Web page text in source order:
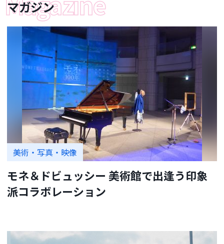
マガジン
美術・写真・映像
モネ＆ドビュッシー 美術館で出逢う印象
派コラボレーション